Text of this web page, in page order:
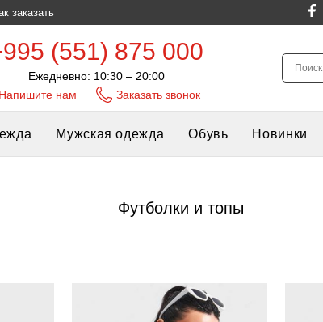
заказать
(551) 875 000
Ежедневно: 10:30 – 20:00
Напишите нам
Заказать звонок
Мужская одежда Обувь Новинки
Футболки и топы